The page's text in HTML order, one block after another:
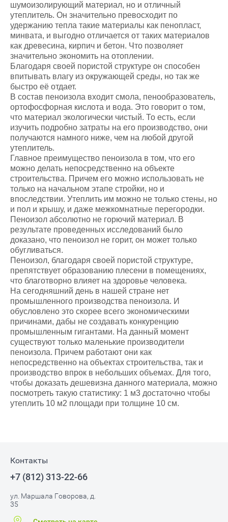
шумоизолирующий материал, но и отличный
утеплитель. Он значительно превосходит по
удержанию тепла такие материалы как пенопласт,
минвата, и выгодно отличается от таких материалов
как древесина, кирпич и бетон. Что позволяет
значительно экономить на отоплении.
Благодаря своей пористой структуре он способен
впитывать влагу из окружающей среды, но так же
быстро её отдает.
В состав пеноизола входит смола, пенообразователь,
ортофосфорная кислота и вода. Это говорит о том,
что материал экологически чистый. То есть, если
изучить подробно затраты на его производство, они
получаются намного ниже, чем на любой другой
утеплитель.
Главное преимущество пеноизола в том, что его
можно делать непосредственно на объекте
строительства. Причем его можно использовать не
только на начальном этапе стройки, но и
впоследствии. Утеплить им можно не только стены, но
и пол и крышу, и даже межкомнатные перегородки.
Пеноизол абсолютно не горючий материал. В
результате проведенных исследований было
доказано, что пеноизол не горит, он может только
обугливаться.
Пеноизол, благодаря своей пористой структуре,
препятствует образованию плесени в помещениях,
что благотворно влияет на здоровье человека.
На сегодняшний день в нашей стране нет
промышленного производства пеноизола. И
обусловлено это скорее всего экономическими
причинами, дабы не создавать конкуренцию
промышленным гигантами. На данный момент
существуют только маленькие производители
пеноизола. Причем работают они как
непосредственно на объектах строительства, так и
производство впрок в небольших объемах. Для того,
чтобы доказать дешевизна данного материала, можно
посмотреть такую статистику: 1 м3 достаточно чтобы
утеплить 10 м2 площади при толщине 10 см.
Контакты
+7 (812) 313-22-66
ул. Маршала Говорова, д.
35